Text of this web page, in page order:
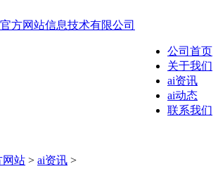
公司首页
关于我们
ai资讯
ai动态
联系我们
网站 > ai资讯 >